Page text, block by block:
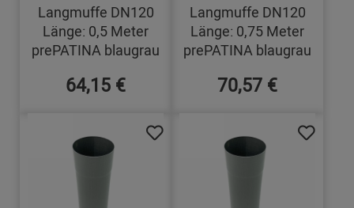
Langmuffe DN120
Länge: 0,5 Meter
prePATINA blaugrau
64,15 €
Langmuffe DN120
Länge: 0,75 Meter
prePATINA blaugrau
70,57 €